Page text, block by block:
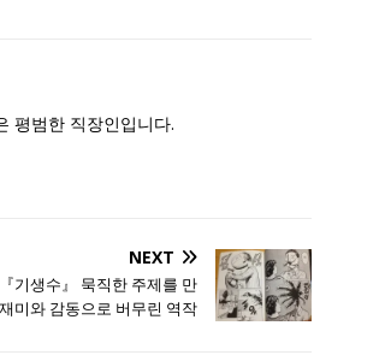
평범한 직장인입니다.
NEXT
기생수』 묵직한 주제를 만
미와 감동으로 버무린 역작